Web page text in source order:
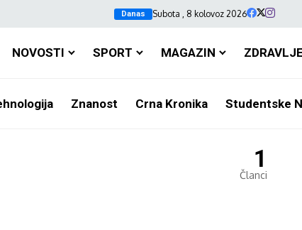
Danas Subota , 8 kolovoz 2026
NOVOSTI SPORT MAGAZIN ZDRAVLJE
Znanost Crna Kronika Studentske
1
Članci